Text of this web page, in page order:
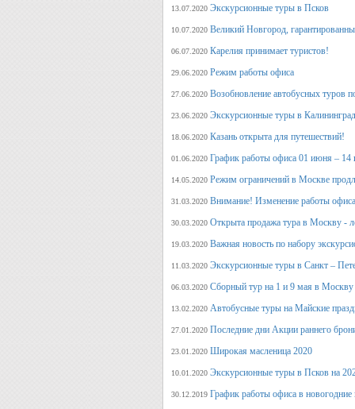
13.07.2020 Экскурсионные туры в Псков
10.07.2020 Великий Новгород,
06.07.2020 Карелия принимает туристов!
29.06.2020 Режим работы офиса
27.06.2020 Возобновление автобусных туров
23.06.2020 Экскурсионные туры в
18.06.2020 Казань открыта для путешествий!
01.06.2020 График работы офиса 01 июня – 14
14.05.2020 Режим ограничений в Москве
31.03.2020 Внимание! Изменение работы
30.03.2020 Открыта продажа тура в Москву -
19.03.2020 Важная новость по набору
11.03.2020 Экскурсионные туры в Санкт –
06.03.2020 Сборный тур на 1 и 9 мая в Москву
13.02.2020 Автобусные туры на Майские
27.01.2020 Последние дни Акции раннего
23.01.2020 Широкая масленица 2020
10.01.2020 Экскурсионные туры в Псков на
30.12.2019 График работы офиса в новогодние